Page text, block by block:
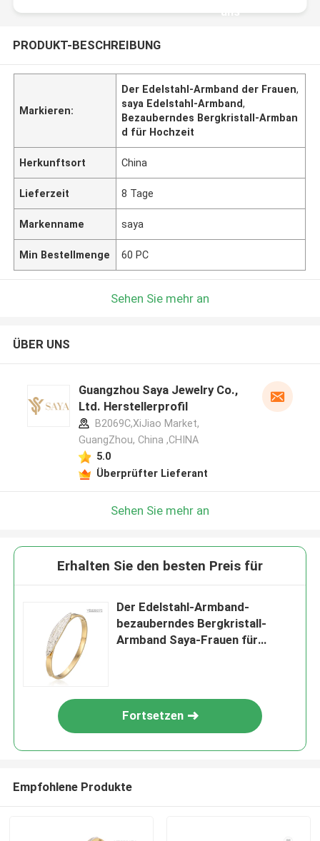
uns
PRODUKT-BESCHREIBUNG
Markieren:
Der Edelstahl-Armband der Frauen,
saya Edelstahl-Armband,
Bezauberndes Bergkristall-Armban
d für Hochzeit
Herkunftsort China
Lieferzeit 8 Tage
Markenname saya
Min Bestellmenge 60 PC
Sehen Sie mehr an
ÜBER UNS
Guangzhou Saya Jewelry Co.,
Ltd. Herstellerprofil
B2069C,XiJiao Market,
GuangZhou, China ,CHINA
5.0
Überprüfter Lieferant
Sehen Sie mehr an
Erhalten Sie den besten Preis für
Der Edelstahl-Armband-
bezauberndes Bergkristall-
Armband Saya-Frauen für
Fortsetzen
Empfohlene Produkte